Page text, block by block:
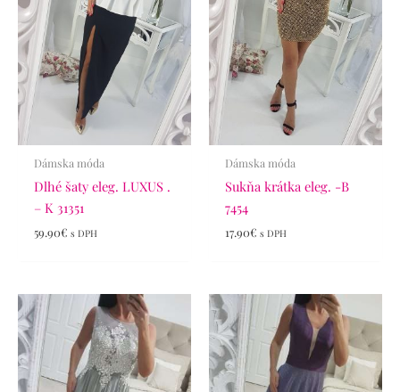
Dámska móda
Dlhé šaty eleg. LUXUS .
– K 31351
59.90€ s DPH
Dámska móda
Sukňa krátka eleg. -B
7454
17.90€ s DPH